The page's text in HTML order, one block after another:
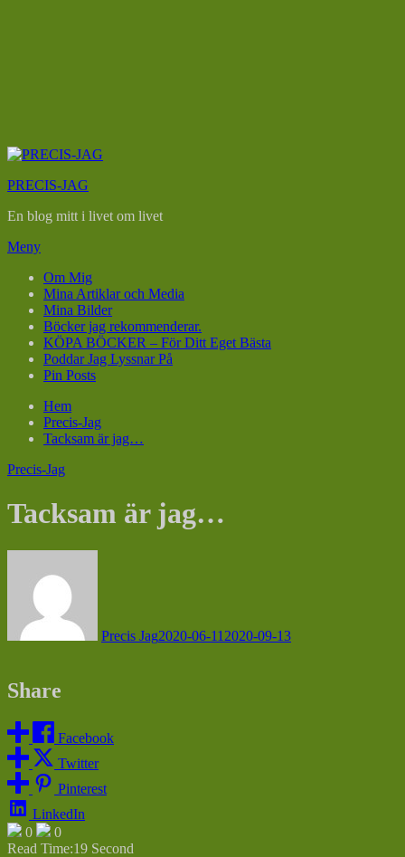
Hoppa
innehåll
PRECIS-JAG
En blog mitt i livet om livet
Meny
Om Mig
Mina Artiklar och Media
Mina Bilder
Böcker jag rekommenderar.
KÖPA BÖCKER – För Ditt Eget Bästa
Poddar Jag Lyssnar På
Pin Posts
Hem
Precis-Jag
Tacksam är jag…
Precis-Jag
Tacksam är jag…
Precis Jag2020-06-11 2020-09-13
Share
Facebook
Twitter
Pinterest
LinkedIn
0
0
Read Time:19 Second